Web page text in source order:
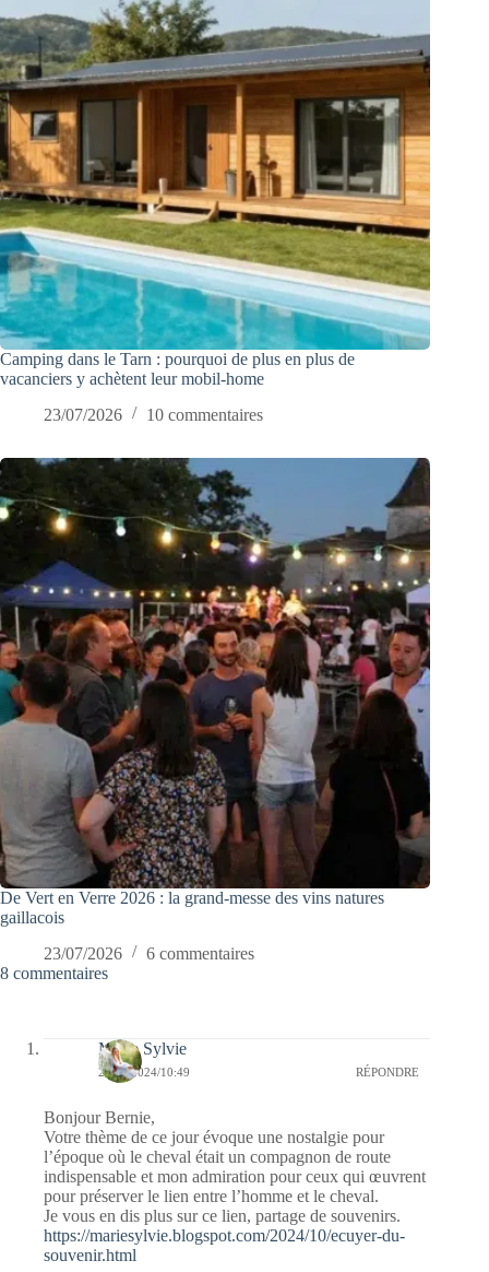
Camping dans le Tarn : pourquoi de plus en plus de
vacanciers y achètent leur mobil-home
23/07/2026
10 commentaires
De Vert en Verre 2026 : la grand-messe des vins natures
gaillacois
23/07/2026
6 commentaires
8 commentaires
Marie Sylvie
29/10/2024/10:49 RÉPONDRE
Bonjour Bernie,
Votre thème de ce jour évoque une nostalgie pour
l’époque où le cheval était un compagnon de route
indispensable et mon admiration pour ceux qui œuvrent
pour préserver le lien entre l’homme et le cheval.
Je vous en dis plus sur ce lien, partage de souvenirs.
https://mariesylvie.blogspot.com/2024/10/ecuyer-du-
souvenir.html